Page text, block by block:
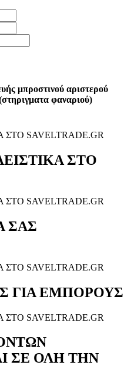
μπροστινού αριστερού
φαναριού)
ΣΤΟ
ΣΑΣ
ΓΙΑ ΕΜΠΟΡΟΥΣ
ΣΕ ΟΛΗ ΤΗΝ